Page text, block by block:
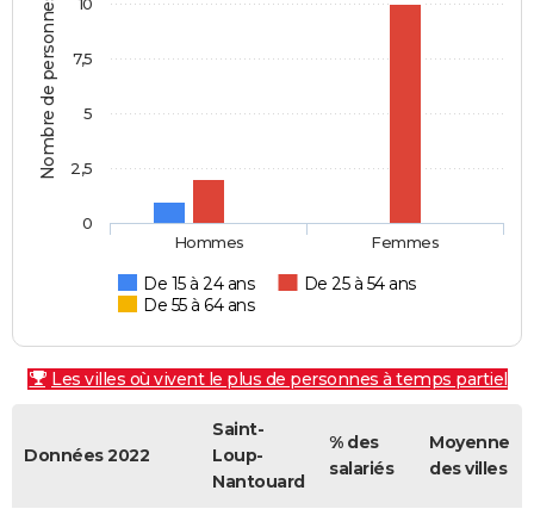
Nombre de personnes
De 15 à 24 ans
De 25 à 54 ans
De 55 à 64 ans
Hommes Femmes
0
2,5
5
7,5
Les villes où vivent le plus de personnes à temps partiel
Données 2022
Saint-
Loup-
Nantouard
% des
salariés
Moyenne
des villes